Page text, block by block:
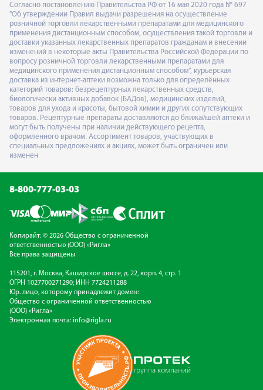
Согласно постановлению Правительства РФ от 16 мая 2020 года № 697
"Об утверждении Правил выдачи разрешения на осуществление
розничной торговли лекарственными препаратами для медицинского
применения дистанционным способом, осуществления такой торговли и
доставки указанных лекарственных препаратов гражданам и внесении
изменений в некоторые акты Правительства Российской Федерации по
вопросу розничной торговли лекарственными препаратами для
медицинского применения дистанционным способом", курьерская
доставка из интернет-аптеки возможна только для определённых
категорий товаров: безрецептурных лекарственных средств,
биологически активных добавок (БАДов), медицинских изделий,
товаров для ухода и красоты, бытовой химии и других сопутствующих
товаров. Рецептурные препараты доставляются до ближайшей аптеки и
могут быть получены при наличии действующего рецепта,
оформленного врачом. Ассортимент товаров, участвующих в
специальных предложениях и акциях, может быть ограничен или
изменен
8-800-777-03-03
Копирайт: © 2026 Общество с ограниченной
ответственностью (ООО) «Ригла»
Все права защищены
115201, г. Москва, Каширское шоссе, д. 22, корп. 4, стр. 1
ОГРН 1027700271290; ИНН 7724211288
Юр. лицо, которому принадлежит домен:
Общество с ограниченной ответственностью
(ООО) «Ригла»
Электронная почта: info@rigla.ru